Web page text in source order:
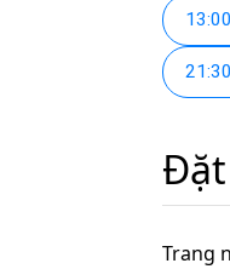
13:00
21:30
Trang